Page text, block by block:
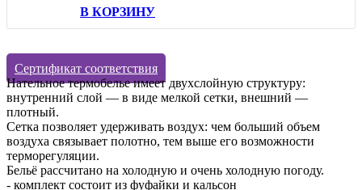
В КОРЗИНУ
Сертификат соответствия
Нательное термобелье имеет двухслойную структуру:
внутренний слой — в виде мелкой сетки, внешний —
плотный.
Сетка позволяет удерживать воздух: чем больший объем
воздуха связывает полотно, тем выше его возможности
терморегуляции.
Бельё рассчитано на холодную и очень холодную погоду.
- комплект состоит из фуфайки и кальсон